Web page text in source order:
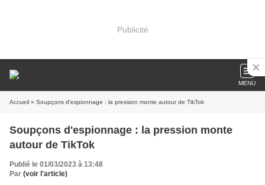
Publicité
MENU
Accueil » Soupçons d'espionnage : la pression monte autour de TikTok
Soupçons d'espionnage : la pression monte
autour de TikTok
Publié le 01/03/2023 à 13:48
Par (voir l'article)